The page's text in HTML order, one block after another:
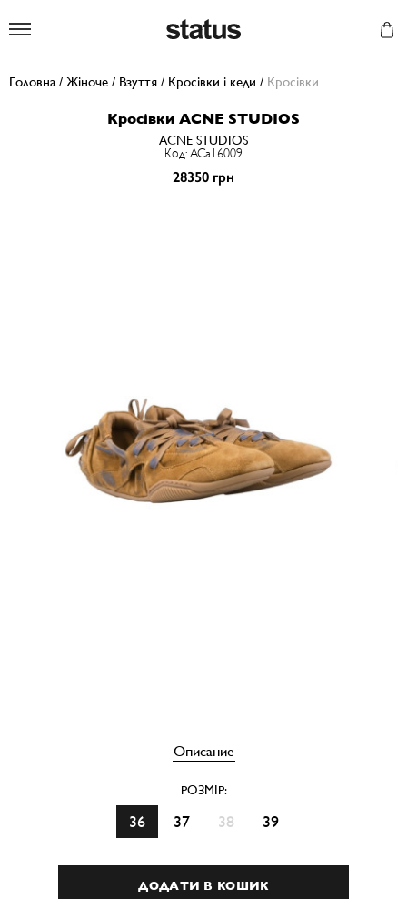
Головна / Жіноче / Взуття / Кросівки і кеди / Кросівки
Кросівки ACNE STUDIOS
ACNE STUDIOS
Код: ACa16009
28350 грн
Описание
РОЗМІР:
36 37 38 39
ДОДАТИ В КОШИК